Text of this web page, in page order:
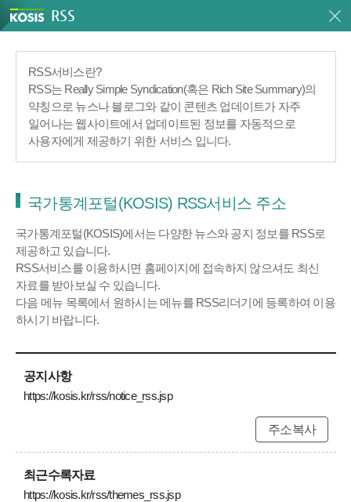
RSS
RSS서비스란?
RSS는 Really Simple Syndication(혹은 Rich Site Summary)의
약칭으로 뉴스나 블로그와 같이 콘텐츠 업데이트가 자주
일어나는 웹사이트에서 업데이트된 정보를 자동적으로
사용자에게 제공하기 위한 서비스 입니다.
국가통계포털(KOSIS) RSS서비스 주소
국가통계포털(KOSIS)에서는 다양한 뉴스와 공지 정보를 RSS로
제공하고 있습니다.
RSS서비스를 이용하시면 홈페이지에 접속하지 않으셔도 최신
자료를 받아보실 수 있습니다.
다음 메뉴 목록에서 원하시는 메뉴를 RSS리더기에 등록하여 이용
하시기 바랍니다.
공지사항
https://kosis.kr/rss/notice_rss.jsp
주소복사
최근수록자료
https://kosis.kr/rss/themes_rss.jsp